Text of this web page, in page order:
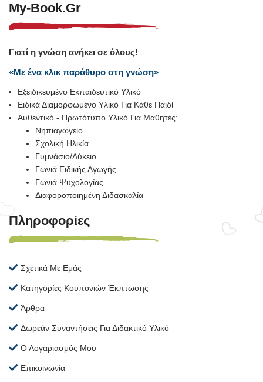
My-Book.gr
Γιατί η γνώση ανήκει σε όλους!
«Με ένα κλικ παράθυρο στη γνώση»
Εξειδικευμένο Εκπαιδευτικό Υλικό
Ειδικά Διαμορφωμένο Υλικό Για Κάθε Παιδί
Αυθεντικό - Πρωτότυπο Υλικό Για Μαθητές:
Νηπιαγωγείο
Σχολική Ηλικία
Γυμνάσιο/Λύκειο
Γωνιά Ειδικής Αγωγής
Γωνιά Ψυχολογίας
Διαφοροποιημένη Διδασκαλία
Πληροφορίες
Σχετικά Με Εμάς
Κατηγορίες Κουπονιών Έκπτωσης
Άρθρα
Δωρεάν Συναντήσεις Για Διδακτικό Υλικό
Ο Λογαριασμός Μου
Επικοινωνία